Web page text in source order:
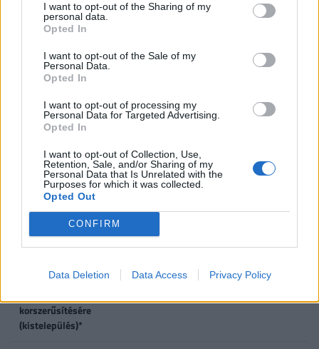
I want to opt-out of the Sharing of my
personal data.
Opted In
I want to opt-out of the Sale of my
Personal Data.
Opted In
I want to opt-out of processing my
Personal Data for Targeted Advertising.
Opted In
I want to opt-out of Collection, Use,
Retention, Sale, and/or Sharing of my
Personal Data that Is Unrelated with the
Purposes for which it was collected.
Opted Out
CONFIRM
Data Deletion Data Access Privacy Policy
forint, vastag betűvel az újdonságok)
1
3
VISSZA NEM TÉRÍTENDŐ TÁMOGATÁS
CSOK új építésű
ingatlanra*, vagy
0,6
CSOK használt ingatlan
vásárlására (nem
kistelepülés)*, vagy
vásárlására, bővítésére
korszerűsítésére
(kistelepülés)*